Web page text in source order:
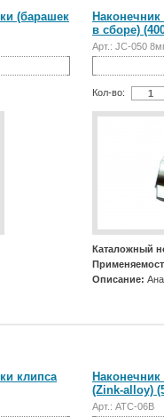
(барашек
в сборе)
Арт.: JC-050
Кол-во:
Каталожный
Описание:
клипса
(Zink-alloy)
Арт.: АТС-06В